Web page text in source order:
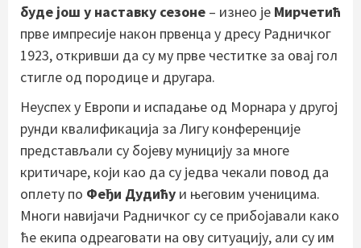
буде још у наставку сезоне – изнео је Мирчетић
прве импресије након првенца у дресу Радничког
1923, откривши да су му прве честитке за овај гол
стигле од породице и другара.
Неуспех у Европи и испадање од Морнара у другој
рунди квалификација за Лигу конференције
представљали су бојеву муницију за многе
критичаре, који као да су једва чекали повод да
оплету по Феђи Дудићу и његовим ученицима.
Многи навијачи Радничког су се прибојавали како
ће екипа одреаговати на ову ситуацију, али су им